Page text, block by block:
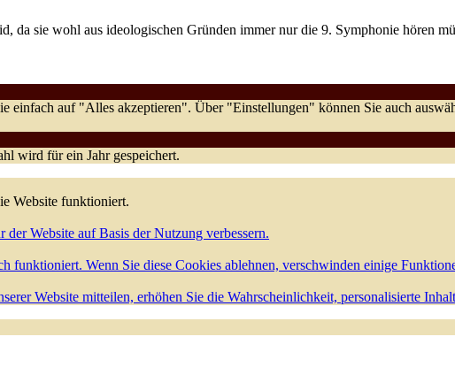
da sie wohl aus ideologischen Gründen immer nur die 9. Symphonie hören
einfach auf "Alles akzeptieren". Über "Einstellungen" können Sie auch
wird für ein Jahr gespeichert.
Website funktioniert.
Website auf Basis der Nutzung verbessern.
funktioniert. Wenn Sie diese Cookies ablehnen, verschwinden einige
Website mitteilen, erhöhen Sie die Wahrscheinlichkeit, personalisierte